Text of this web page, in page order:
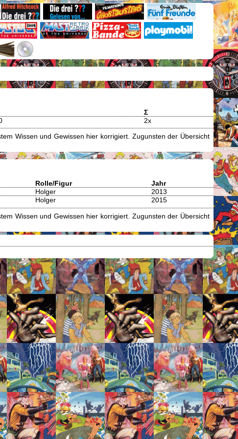
Σ
2x
Wissen und Gewissen hier korrigiert. Zugunsten der Übersicht
Rolle/Figur
Jahr
Holger
2013
Holger 2015
Wissen und Gewissen hier korrigiert. Zugunsten der Übersicht